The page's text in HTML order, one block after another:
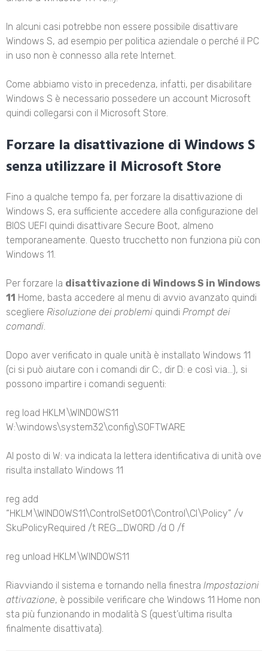
In alcuni casi potrebbe non essere possibile disattivare
Windows S, ad esempio per politica aziendale o perché il PC
in uso non è connesso alla rete Internet.
Come abbiamo visto in precedenza, infatti, per disabilitare
Windows S è necessario possedere un account Microsoft
quindi collegarsi con il Microsoft Store.
Forzare la disattivazione di Windows S
senza utilizzare il Microsoft Store
Fino a qualche tempo fa, per forzare la disattivazione di
Windows S, era sufficiente accedere alla configurazione del
BIOS UEFI quindi disattivare Secure Boot, almeno
temporaneamente. Questo trucchetto non funziona più con
Windows 11.
Per forzare la disattivazione di Windows S in Windows
11 Home, basta accedere al menu di avvio avanzato quindi
scegliere Risoluzione dei problemi quindi Prompt dei
comandi
Dopo aver verificato in quale unità è installato Windows 11
(ci si può aiutare con i comandi dir C:, dir D: e così via…), si
possono impartire i comandi seguenti:
reg load HKLM\WINDOWS11
W:\windows\system32\config\SOFTWARE
Al posto di W: va indicata la lettera identificativa di unità ove
risulta installato Windows 11
reg add
“HKLM\WINDOWS11\ControlSet001\Control\CI\Policy” /v
SkuPolicyRequired /t REG_DWORD /d 0 /f
reg unload HKLM\WINDOWS11
Riavviando il sistema e tornando nella finestra Impostazioni
attivazione, è possibile verificare che Windows 11 Home non
sta più funzionando in modalità S (quest’ultima risulta
finalmente disattivata).